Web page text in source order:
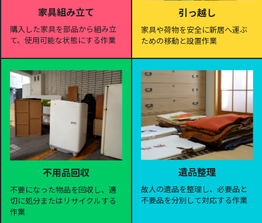
家具組み立て
購入した家具を部品から組み立
て、使用可能な状態にする作業
引っ越し
家具や荷物を安全に新居へ運ぶ
ための移動と設置作業
不用品回収
不要になった物品を回収し、適
切に処分またはリサイクルする
作業
遺品整理
故人の遺品を整理し、必要品と
不要品を分別して対応する作業